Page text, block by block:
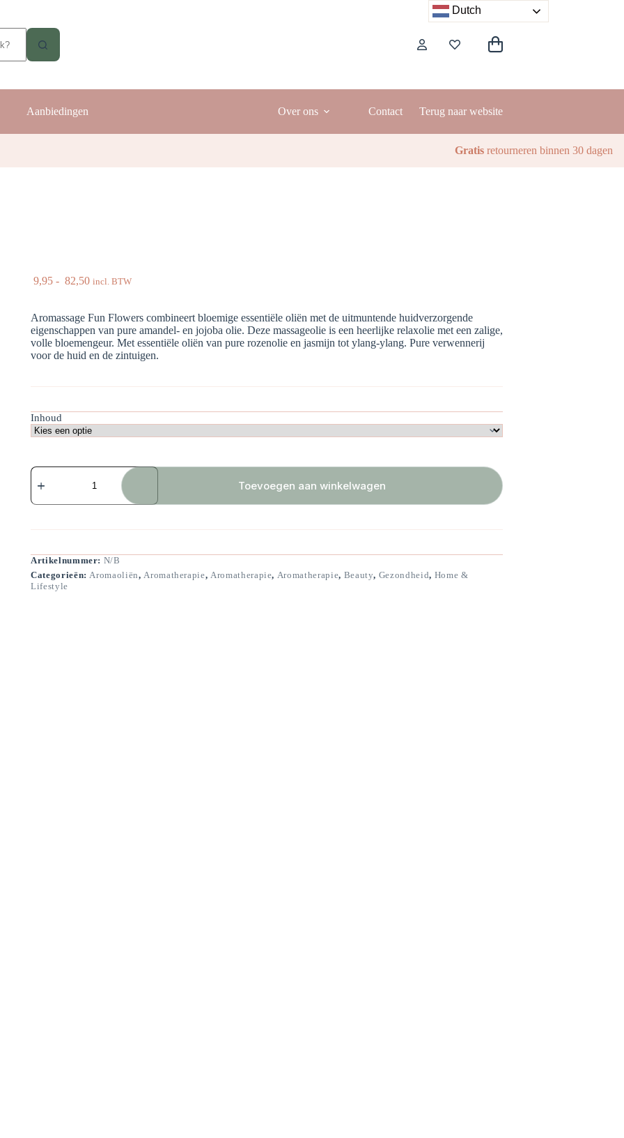
Winkelwagen
Aanbiedingen Over ons Contact Terug naar website
Gratis retourneren binnen 30 dagen
9,95 - 82,50Prijsklasse:
€ 82,50
incl. BTW
Aromassage Fun Flowers combineert bloemige essentiële oliën met de uitmuntende huidverzorgende
eigenschappen van pure amandel- en jojoba olie. Deze massageolie is een heerlijke relaxolie met een zalige,
volle bloemengeur. Met essentiële oliën van pure rozenolie en jasmijn tot ylang-ylang. Pure verwennerij
voor de huid en de zintuigen.
Inhoud
Aromassage
Fun
aantal
Toevoegen aan winkelwagen
Artikelnummer: N/B
Categorieën:Aromaoliën,Aromatherapie,Aromatherapie, Aromatherapie, Beauty, Gezondheid, Home &
Lifestyle
Dutch